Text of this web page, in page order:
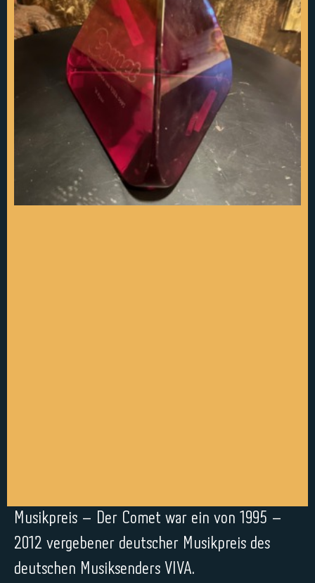
Musikpreis – Der Comet war ein von 1995 –
2012 vergebener deutscher Musikpreis des
deutschen Musiksenders VIVA.